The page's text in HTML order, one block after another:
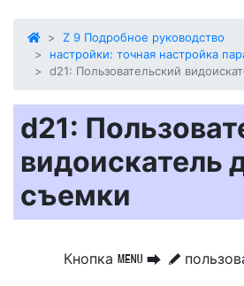
Z 9 Подробное руководство
настройки: точная настройка
d21: Пользовательский
d21:
видоискатель
съемки
Кнопка G U A